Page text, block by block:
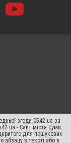
згоди 0542.ua за
- Сайт міста Суми.
для пошукових
абзацу в тексті або в